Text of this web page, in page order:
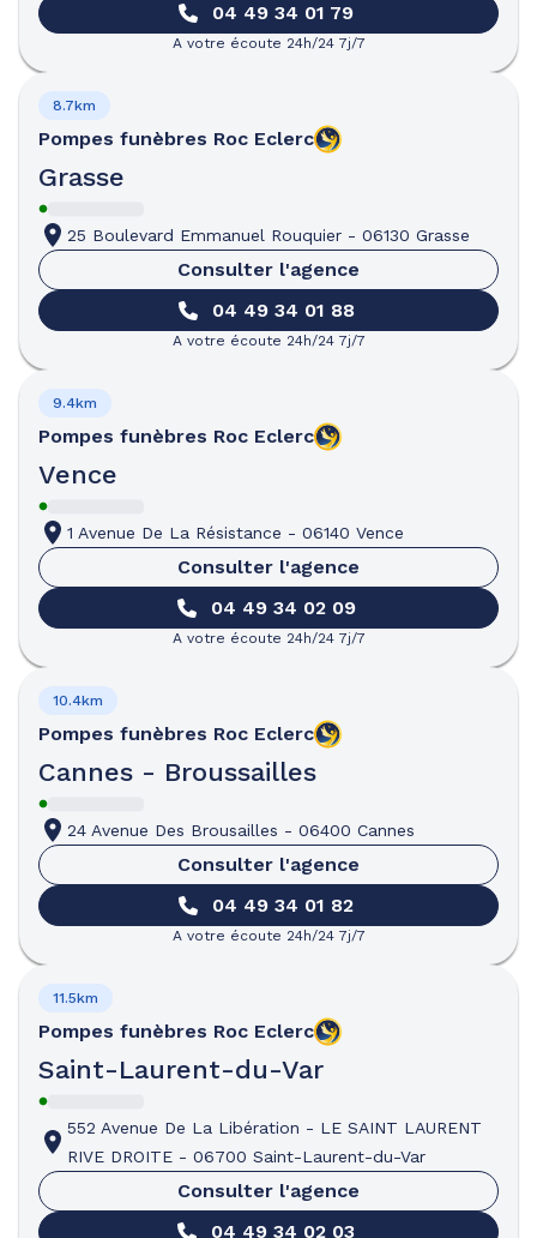
04 49 34 01 79
A votre écoute 24h/24 7j/7
Pompes funèbres Roc Eclerc
Grasse
8.7km
25 Boulevard Emmanuel Rouquier - 06130 Grasse
Consulter l'agence
04 49 34 01 88
A votre écoute 24h/24 7j/7
Pompes funèbres Roc Eclerc
Vence
9.4km
1 Avenue De La Résistance - 06140 Vence
Consulter l'agence
04 49 34 02 09
A votre écoute 24h/24 7j/7
Pompes funèbres Roc Eclerc
Cannes - Broussailles
10.4km
24 Avenue Des Brousailles - 06400 Cannes
Consulter l'agence
04 49 34 01 82
A votre écoute 24h/24 7j/7
Pompes funèbres Roc Eclerc
Saint-Laurent-du-Var
11.5km
552 Avenue De La Libération - LE SAINT LAURENT
RIVE DROITE - 06700 Saint-Laurent-du-Var
Consulter l'agence
04 49 34 02 03